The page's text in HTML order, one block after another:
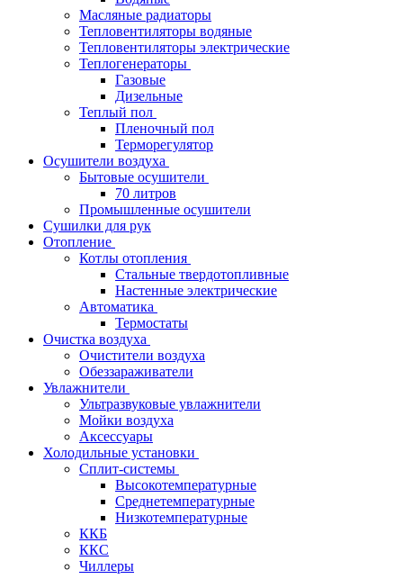
Масляные радиаторы
Тепловентиляторы водяные
Тепловентиляторы электрические
Теплогенераторы
Газовые
Дизельные
Теплый пол
Пленочный пол
Терморегулятор
Осушители воздуха
Бытовые осушители
70 литров
Промышленные осушители
Сушилки для рук
Отопление
Котлы отопления
Стальные твердотопливные
Настенные электрические
Автоматика
Термостаты
Очистка воздуха
Очистители воздуха
Обеззараживатели
Увлажнители
Ультразвуковые увлажнители
Мойки воздуха
Аксессуары
Холодильные установки
Сплит-системы
Высокотемпературные
Среднетемпературные
Низкотемпературные
ККБ
ККС
Чиллеры